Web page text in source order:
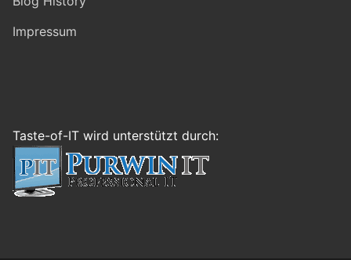
Impressum
Taste-of-IT wird unterstützt durch: